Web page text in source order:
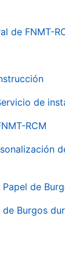
de FNMT-
de
RCM
de
Burgos